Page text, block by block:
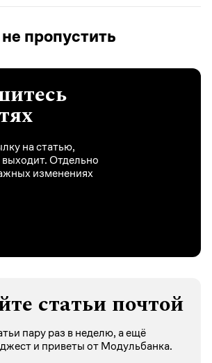
пропустить
на статью,
выходит. Отдельно
изменениях
статьи почтой
пару раз в неделю, а ещё
и приветы от Модульбанка.